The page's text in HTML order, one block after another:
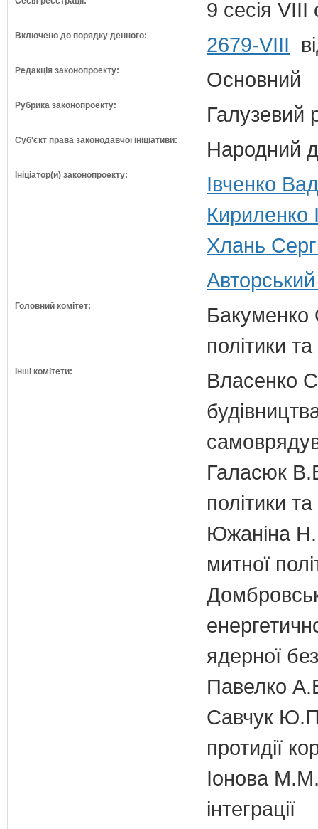
9 сесія VIII
Включено до порядку денного: 2679-VIII
Редакція законопроекту: Основний
Рубрика законопроекту: Галузевий
Суб'єкт права законодавчої ініціативи: Народний
Ініціатор(и) законопроекту:
Івченко
Кириленко
Хлань
Головний комітет:
Бакуменко
політики
Інші комітети:
Власенко
Галасюк
політики
Южаніна
митної
ядерної
Павелко
Савчук Ю.П.
протидії
Іонова М.М.
інтеграції